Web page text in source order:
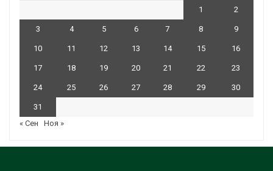
1 2
3 4 5 6 7 8 9
10 11 12 13 14 15 16
17 18 19 20 21 22 23
24 25 26 27 28 29 30
31
« Сен
Ноя »